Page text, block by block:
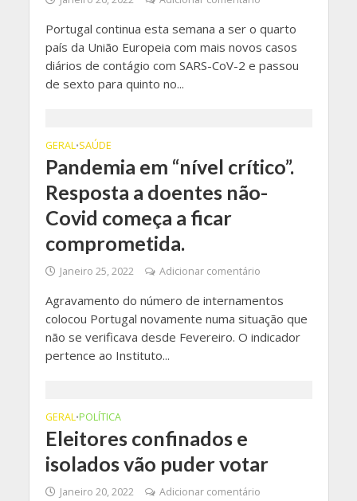
Portugal continua esta semana a ser o quarto
país da União Europeia com mais novos casos
diários de contágio com SARS-CoV-2 e passou
de sexto para quinto no...
GERAL•SAÚDE
Pandemia em “nível crítico”.
Resposta a doentes não-
Covid começa a ficar
comprometida.
Janeiro 25, 2022 Adicionar comentário
Agravamento do número de internamentos
colocou Portugal novamente numa situação que
não se verificava desde Fevereiro. O indicador
pertence ao Instituto...
GERAL•POLÍTICA
Eleitores confinados e
isolados vão puder votar
Janeiro 20, 2022 Adicionar comentário